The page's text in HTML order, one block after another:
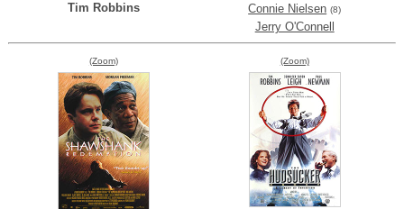
Tim Robbins
Connie Nielsen (8)
Jerry O'Connell
(Zoom) (Zoom)